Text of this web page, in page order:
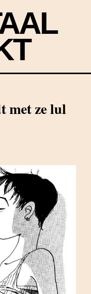
met ze lul